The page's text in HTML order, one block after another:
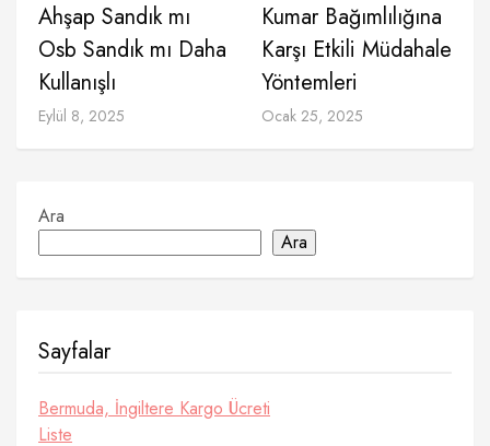
Ahşap Sandık mı
Osb Sandık mı Daha
Kullanışlı
Eylül 8, 2025
Kumar Bağımlılığına
Karşı Etkili Müdahale
Yöntemleri
Ocak 25, 2025
Ara
Ara
Sayfalar
Bermuda, İngiltere Kargo Ücreti
Liste